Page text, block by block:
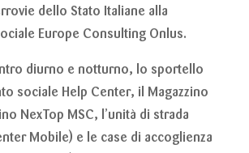
dello Stato Italiane alla
Europe Consulting Onlus.
diurno e notturno, lo sportello
sociale Help Center, il Magazzino
NexTop MSC, l’unità di strada
Mobile) e le case di accoglienza